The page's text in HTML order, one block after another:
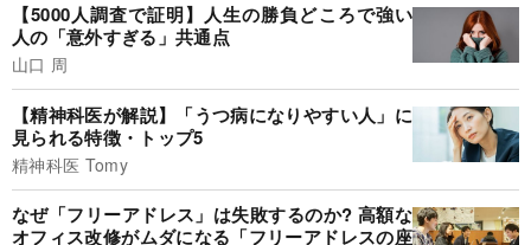
【5000人調査で証明】人生の勝負どころで強い
人の「意外すぎる」共通点
山口 周
【精神科医が解説】「うつ病になりやすい人」に
見られる特徴・トップ5
精神科医 Tomy
なぜ「フリーアドレス」は失敗するのか? 高額な
オフィス改修がムダになる「フリーアドレスの座